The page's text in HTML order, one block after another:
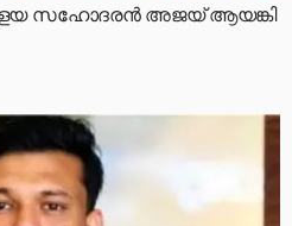
സഹോദരൻ അജയ് ആയങ്കി